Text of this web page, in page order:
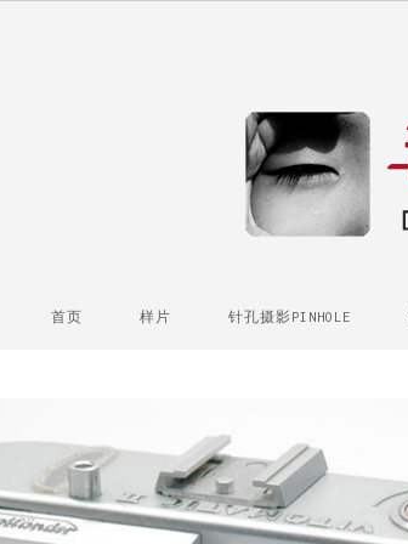
首页 样片 针孔摄影PINHOLE